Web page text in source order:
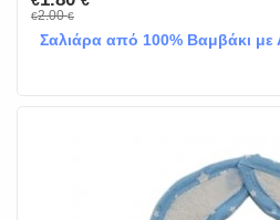
€2.00€
Σαλιάρα από 100% Βαμβάκι με